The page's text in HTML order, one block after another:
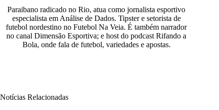
Paraibano radicado no Rio, atua como jornalista esportivo
especialista em Análise de Dados. Tipster e setorista de
futebol nordestino no Futebol Na Veia. É também narrador
no canal Dimensão Esportiva; e host do podcast Rifando a
Bola, onde fala de futebol, variedades e apostas.
Notícias Relacionadas